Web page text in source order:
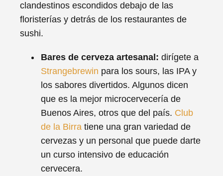
clandestinos escondidos debajo de las
floristerías y detrás de los restaurantes de
sushi.
Bares de cerveza artesanal: dirígete a
Strangebrewin para los sours, las IPA y
los sabores divertidos. Algunos dicen
que es la mejor microcervecería de
Buenos Aires, otros que del país. Club
de la Birra tiene una gran variedad de
cervezas y un personal que puede darte
un curso intensivo de educación
cervecera.